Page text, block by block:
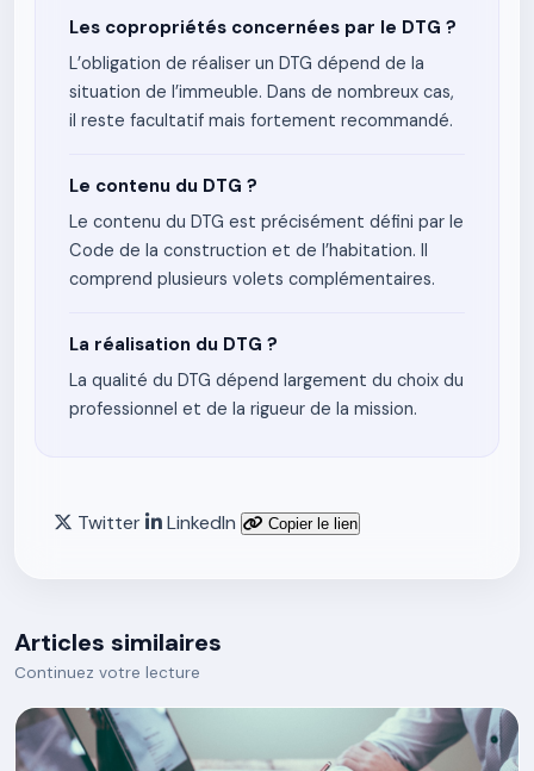
Les copropriétés concernées par le DTG ?
L’obligation de réaliser un DTG dépend de la
situation de l’immeuble. Dans de nombreux cas,
il reste facultatif mais fortement recommandé.
Le contenu du DTG ?
Le contenu du DTG est précisément défini par le
Code de la construction et de l’habitation. Il
comprend plusieurs volets complémentaires.
La réalisation du DTG ?
La qualité du DTG dépend largement du choix du
professionnel et de la rigueur de la mission.
Twitter LinkedIn Copier le lien
Articles similaires
Continuez votre lecture